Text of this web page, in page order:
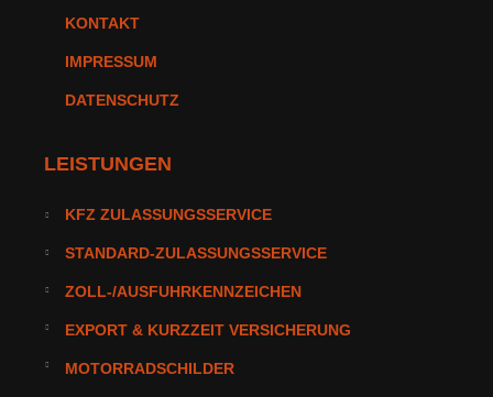
KONTAKT
IMPRESSUM
DATENSCHUTZ
LEISTUNGEN
KFZ ZULASSUNGSSERVICE
STANDARD-ZULASSUNGSSERVICE
ZOLL-/AUSFUHRKENNZEICHEN
EXPORT & KURZZEIT VERSICHERUNG
MOTORRADSCHILDER